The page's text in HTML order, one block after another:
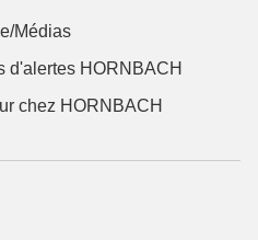
Médias
d'alertes HORNBACH
chez HORNBACH